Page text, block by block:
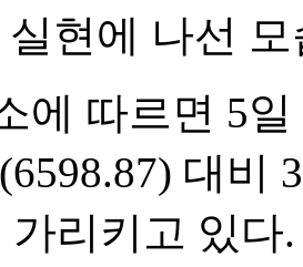
현에 나선
에 따르면 5
대비
가리키고 있